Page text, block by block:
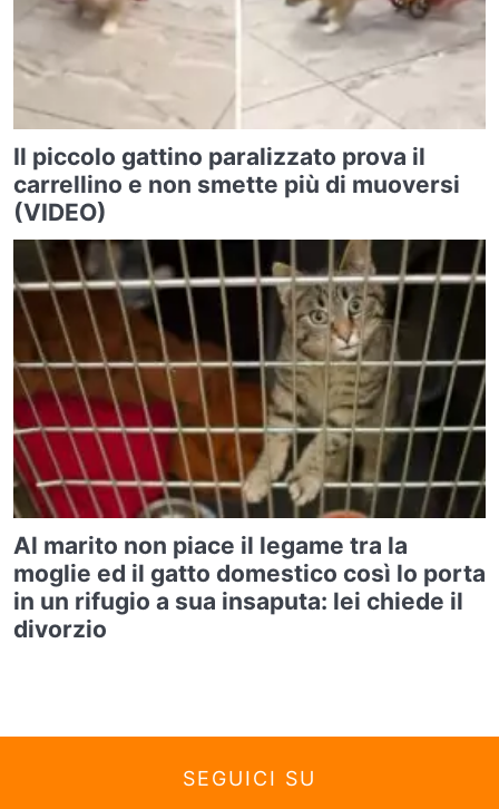
Il piccolo gattino paralizzato prova il
carrellino e non smette più di muoversi
(VIDEO)
Al marito non piace il legame tra la
moglie ed il gatto domestico così lo porta
in un rifugio a sua insaputa: lei chiede il
divorzio
SEGUICI SU